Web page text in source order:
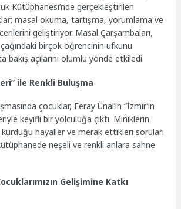
Kütüphanesi’nde gerçekleştirilen
masal okuma, tartışma, yorumlama ve
geliştiriyor. Masal Çarşambaları,
birçok öğrencinin ufkunu
bakış açılarını olumlu yönde etkiledi.
ile Renkli Buluşma
çocuklar, Feray Ünal’ın “İzmir’in
keyifli bir yolculuğa çıktı. Miniklerin
hayaller ve merak ettikleri soruları
neşeli ve renkli anlara sahne
Gelişimine Katkı